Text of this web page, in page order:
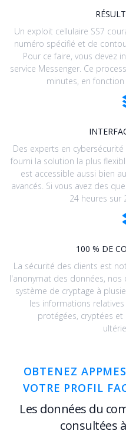
Un exploit cellulaire SS7
numéro spécifié et de
Pour ce faire, vous devez
service Messenger. Ce
minutes, en
Des experts en
fourni la solution la plus
est accessible aussi bien
avancés. Si vous avez des
24 heures sur
100 % DE
La sécurité des clients est
l'anonymat des données,
système de cryptage à
les informations
protégées, cryptées
OBTENEZ
VOTRE PROFIL
Les données du
consultées